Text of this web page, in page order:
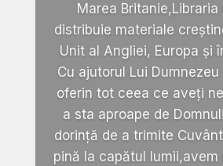
Marea Britanie,Libraria
distribuie materiale
Unit al Angliei, Europa și
Cu ajutorul Lui
oferin tot ceea ce aveți
a sta aproape de
dorință de a trimite
pină la capătul lumii,avem